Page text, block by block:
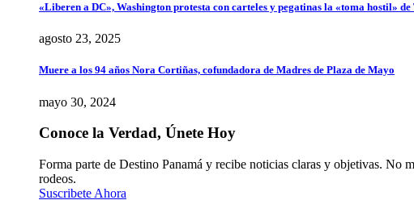
«Liberen a DC», Washington protesta con carteles y pegatinas la «toma hostil»
agosto 23, 2025
Muere a los 94 años Nora Cortiñas, cofundadora de Madres de Plaza de Mayo
mayo 30, 2024
Conoce la Verdad, Únete Hoy
Forma parte de Destino Panamá y recibe noticias claras y objetivas. No
rodeos.
Suscribete Ahora